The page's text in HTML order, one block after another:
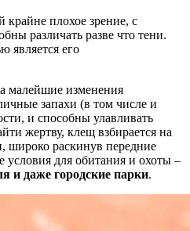
плохое зрение, с
различать разве что тени.
является его
малейшие изменения
запахи (в том числе и
и способны улавливать
жертву, клещ взбирается на
широко раскинув передние
для обитания и охоты –
и даже городские парки.